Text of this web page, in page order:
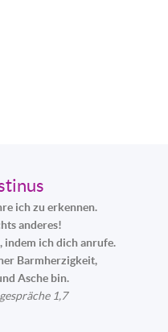
ich zu erkennen.
anderes!
indem ich dich anrufe.
Barmherzigkeit,
Asche bin.
1,7